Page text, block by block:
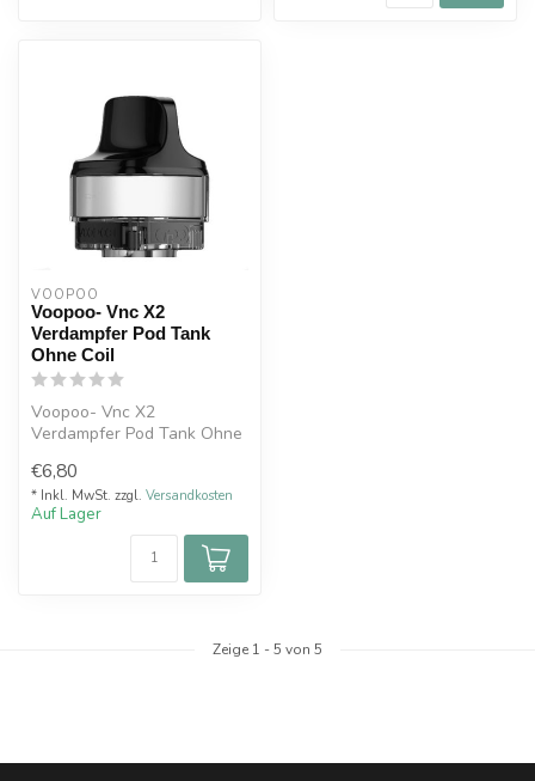
VOOPOO
Voopoo- Vnc X2
Verdampfer Pod Tank
Ohne Coil
Voopoo- Vnc X2
Verdampfer Pod Tank Ohne
ein ersatzta...
€6,80
* Inkl. MwSt. zzgl. Versandkosten
Auf Lager
Zeige 1 -5 von 5